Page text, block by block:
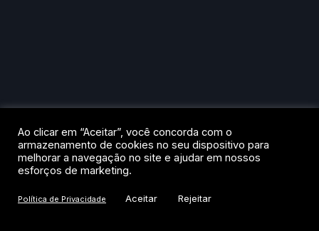
Privacidade.
Criar conta
Ao clicar em “Aceitar”, você concorda com o
armazenamento de cookies no seu dispositivo para
melhorar a navegação no site e ajudar em nossos
esforços de marketing.
Política de Privacidade Aceitar Rejeitar